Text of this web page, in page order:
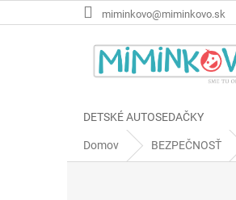
na
miminkovo@miminkovo.sk
DETSKÉ AUTOSEDAČKY
Domov BEZPEČNOSŤ